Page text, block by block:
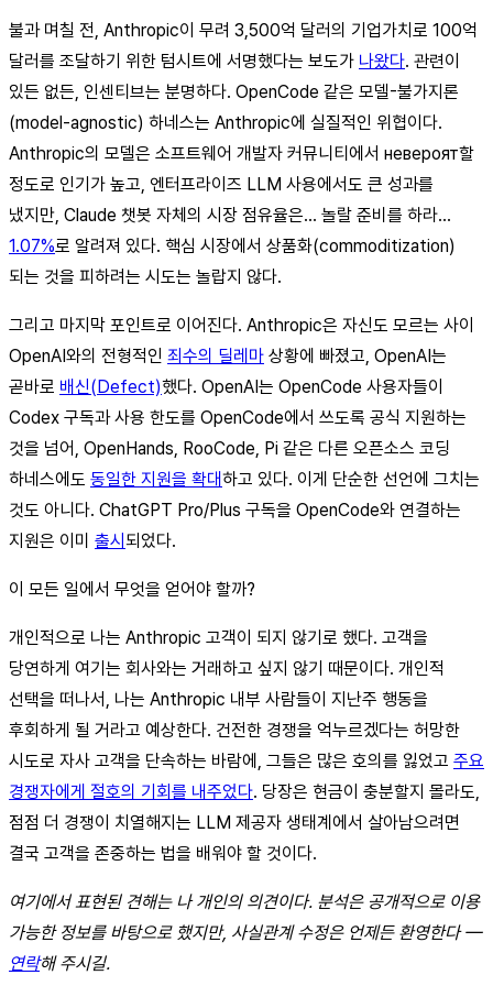
불과 며칠 전, Anthropic이 무려 3,500억 달러의 기업가치로 100억
달러를 조달하기 위한 텀시트에 서명했다는 보도가 나왔다. 관련이
있든 없든, 인센티브는 분명하다. OpenCode 같은 모델-불가지론
(model-agnostic) 하네스는 Anthropic에 실질적인 위협이다.
Anthropic의 모델은 소프트웨어 개발자 커뮤니티에서 невероят할
정도로 인기가 높고, 엔터프라이즈 LLM 사용에서도 큰 성과를
냈지만, Claude 챗봇 자체의 시장 점유율은… 놀랄 준비를 하라…
1.07%로 알려져 있다. 핵심 시장에서 상품화(commoditization)
되는 것을 피하려는 시도는 놀랍지 않다.
그리고 마지막 포인트로 이어진다. Anthropic은 자신도 모르는 사이
OpenAI와의 전형적인 죄수의 딜레마 상황에 빠졌고, OpenAI는
곧바로 배신(Defect)했다. OpenAI는 OpenCode 사용자들이
Codex 구독과 사용 한도를 OpenCode에서 쓰도록 공식 지원하는
것을 넘어, OpenHands, RooCode, Pi 같은 다른 오픈소스 코딩
하네스에도 동일한 지원을 확대하고 있다. 이게 단순한 선언에 그치는
것도 아니다. ChatGPT Pro/Plus 구독을 OpenCode와 연결하는
지원은 이미 출시 되었다.
이 모든 일에서 무엇을 얻어야 할까?
개인적으로 나는 Anthropic 고객이 되지 않기로 했다. 고객을
당연하게 여기는 회사와는 거래하고 싶지 않기 때문이다. 개인적
선택을 떠나서, 나는 Anthropic 내부 사람들이 지난주 행동을
후회하게 될 거라고 예상한다. 건전한 경쟁을 억누르겠다는 허망한
시도로 자사 고객을 단속하는 바람에, 그들은 많은 호의를 잃었고 주요
경쟁자에게 절호의 기회를 내주었다. 당장은 현금이 충분할지 몰라도,
점점 더 경쟁이 치열해지는 LLM 제공자 생태계에서 살아남으려면
결국 고객을 존중하는 법을 배워야 할 것이다.
여기에서 표현된 견해는 나 개인의 의견이다. 분석은 공개적으로 이용
가능한 정보를 바탕으로 했지만, 사실관계 수정은 언제든 환영한다 —
연락해 주시길.